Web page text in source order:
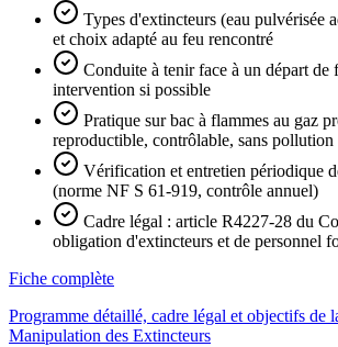
Types d'extincteurs (eau pulvérisée
et choix adapté au feu rencontré
Conduite à tenir face à un départ de
intervention si possible
Pratique sur bac à flammes au gaz
reproductible, contrôlable, sans pollution
Vérification et entretien périodique
(norme NF S 61-919, contrôle annuel)
Cadre légal : article R4227-28 du
obligation d'extincteurs et de personnel
Fiche complète
Programme détaillé, cadre légal et objectifs de
Manipulation des Extincteurs